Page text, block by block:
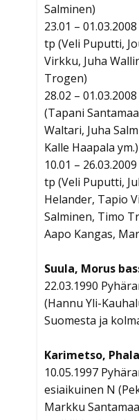
Salminen)
23.01 –
tp (Veli Puputti,
Virkku, Juha
Trogen)
28.02 –
(Tapani
Waltari, Juha
Kalle Haapala ym.)
10.01 –
tp (Veli Puputti,
Helander, Tapio
Salminen, Timo
Aapo Kangas,
Suula, Morus
22.03.1990
(Hannu Yli-
Suomesta ja
Karimetso,
10.05.1997
esiaikuinen N
Markku